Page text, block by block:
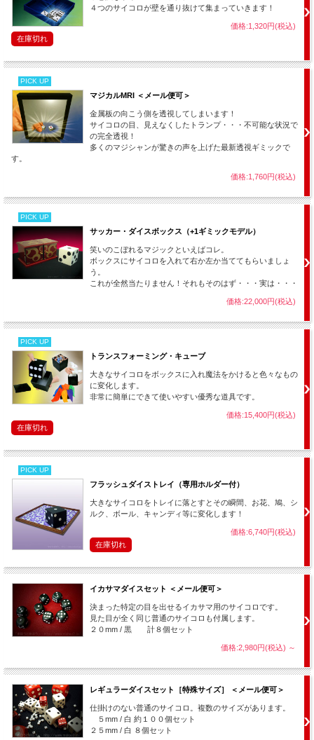
SF映画のように金属板がぐにゃりと溶け、ダイスが沈み込んでいく・・・そ
が、これは後者のタイプ。布で覆ったサイコロがゆっくりと金属板を通り抜
その様子が布から透けて見えるのがポイント。上手に演じると絶妙な溶け具
合（？）を演出できます。
相手が目を見開き凝視する中で、サイコロがにゅうーーーーーっと金属板に
めり込んでいき・・・最後にカラーン！とグラスに落ちた時の音がとても印
象的。グラスは付属しませんので是非ともガラス製のものをお使い下さい。
です。（グラス以外のものは付属します。）
４つのサイコロが壁を通り抜けて集まっていきます！
価格:1,320円(税込)
在庫切れ
PICK UP
マジカルMRI ＜メール便可＞
金属板の向こう側を透視してしまいます！
サイコロの目、見えなくしたトランプ・・・不可能な状況で
の完全透視！
多くのマジシャンが驚きの声を上げた最新透視ギミックで
す。
価格:1,760円(税込)
PICK UP
サッカー・ダイスボックス（+1ギミックモデル）
笑いのこぼれるマジックといえばコレ。
ボックスにサイコロを入れて右か左か当ててもらいましょ
う。
これが全然当たりません！それもそのはず・・・実は・・・
価格:22,000円(税込)
PICK UP
トランスフォーミング・キューブ
大きなサイコロをボックスに入れ魔法をかけると色々なもの
に変化します。
非常に簡単にできて使いやすい優秀な道具です。
価格:15,400円(税込)
在庫切れ
PICK UP
フラッシュダイストレイ（専用ホルダー付）
大きなサイコロをトレイに落とすとその瞬間、お花、鳩、シ
ルク、ボール、キャンディ等に変化します！
価格:6,740円(税込)
在庫切れ
イカサマダイスセット ＜メール便可＞
決まった特定の目を出せるイカサマ用のサイコロです。
見た目が全く同じ普通のサイコロも付属します。
２０mm / 黒 計８個セット
価格:2,980円(税込) ～
レギュラーダイスセット［特殊サイズ］ ＜メール便可＞
仕掛けのない普通のサイコロ。複数のサイズがあります。
５mm / 白 約１００個セット
２５mm / 白 ８個セット